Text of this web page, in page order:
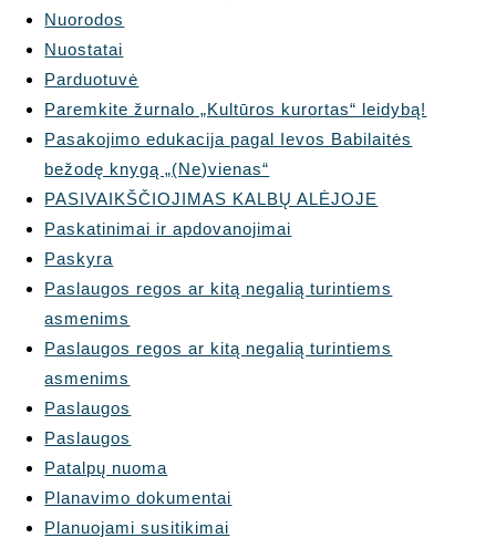
Nuorodos
Nuostatai
Parduotuvė
Paremkite žurnalo „Kultūros kurortas“ leidybą!
Pasakojimo edukacija pagal Ievos Babilaitės
bežodę knygą „(Ne)vienas“
PASIVAIKŠČIOJIMAS KALBŲ ALĖJOJE
Paskatinimai ir apdovanojimai
Paskyra
Paslaugos regos ar kitą negalią turintiems
asmenims
Paslaugos regos ar kitą negalią turintiems
asmenims
Paslaugos
Paslaugos
Patalpų nuoma
Planavimo dokumentai
Planuojami susitikimai